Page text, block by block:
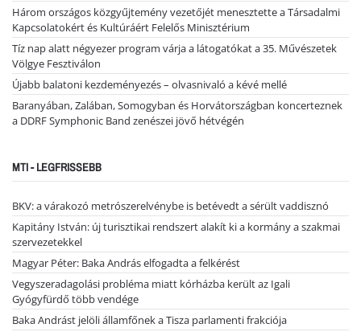
Három országos közgyűjtemény vezetőjét menesztette a Társadalmi
Kapcsolatokért és Kultúráért Felelős Minisztérium
Tíz nap alatt négyezer program várja a látogatókat a 35. Művészetek
Völgye Fesztiválon
Újabb balatoni kezdeményezés – olvasnivaló a kévé mellé
Baranyában, Zalában, Somogyban és Horvátországban koncerteznek
a DDRF Symphonic Band zenészei jövő hétvégén
MTI - LEGFRISSEBB
BKV: a várakozó metrószerelvénybe is betévedt a sérült vaddisznó
Kapitány István: új turisztikai rendszert alakít ki a kormány a szakmai
szervezetekkel
Magyar Péter: Baka András elfogadta a felkérést
Vegyszeradagolási probléma miatt kórházba került az Igali
Gyógyfürdő több vendége
Baka Andrást jelöli államfőnek a Tisza parlamenti frakciója